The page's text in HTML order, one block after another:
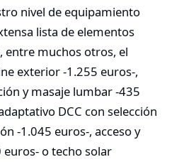
nivel de equipamiento
lista de elementos
entre muchos otros, el
exterior -1.255 euros-,
y masaje lumbar -435
DCC con selección
-1.045 euros-, acceso y
o techo solar